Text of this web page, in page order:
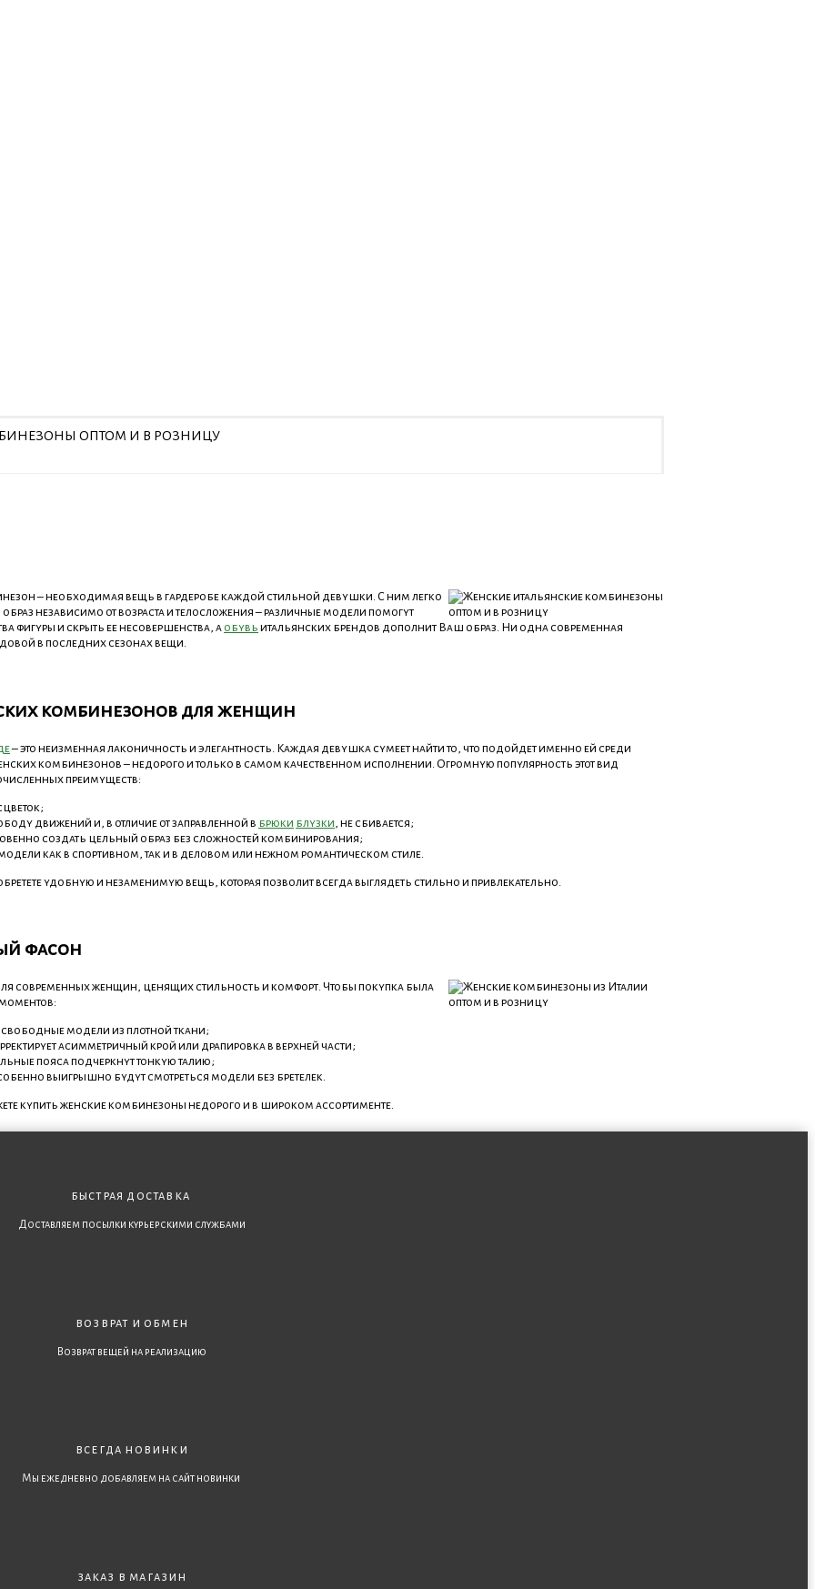
ОПТОМ И В РОЗНИЦУ
– необходимая вещь в гардеробе каждой стильной девушки. С ним легко
независимо от возраста и телосложения – различные модели помогут
фигуры и скрыть ее несовершенства, а обувь итальянских брендов дополнит Ваш образ. Ни одна современная
в последних сезонах вещи.
комбинезонов для женщин
– это неизменная лаконичность и элегантность. Каждая девушка сумеет найти то, что подойдет именно ей среди
комбинезонов – недорого и только в самом качественном исполнении. Огромную популярность этот вид
преимуществ:
движений и, в отличие от заправленной в брюки блузки , не сбивается;
создать цельный образ без сложностей комбинирования;
как в спортивном, так и в деловом или нежном романтическом стиле.
удобную и незаменимую вещь, которая позволит всегда выглядеть стильно и привлекательно.
фасон
современных женщин, ценящих стильность и комфорт. Чтобы покупка была
модели из плотной ткани;
асимметричный крой или драпировка в верхней части;
пояса подчеркнут тонкую талию;
выигрышно будут смотреться модели без бретелек.
купить женские комбинезоны недорого и в широком ассортименте.
быстрая доставка
Доставляем посылки курьерскими службами
возврат и обмен
Возврат вещей на реализацию
всегда новинки
Мы ежедневно добавляем на сайт новинки
заказ в магазин